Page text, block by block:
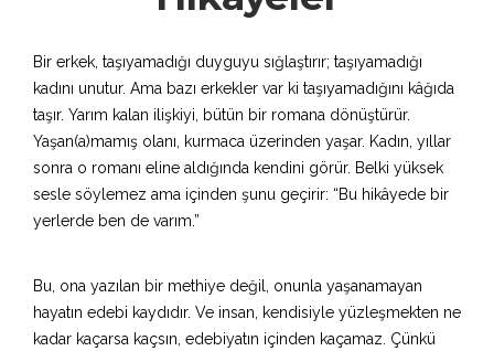
Bir erkek, taşıyamadığı duyguyu sığlaştırır; taşıyamadığı
kadını unutur. Ama bazı erkekler var ki taşıyamadığını kâğıda
taşır. Yarım kalan ilişkiyi, bütün bir romana dönüştürür.
Yaşan(a)mamış olanı, kurmaca üzerinden yaşar. Kadın, yıllar
sonra o romanı eline aldığında kendini görür. Belki yüksek
sesle söylemez ama içinden şunu geçirir: “Bu hikâyede bir
yerlerde ben de varım.”
Bu, ona yazılan bir methiye değil, onunla yaşanamayan
hayatın edebi kaydıdır. Ve insan, kendisiyle yüzleşmekten ne
kadar kaçarsa kaçsın, edebiyatın içinden kaçamaz. Çünkü